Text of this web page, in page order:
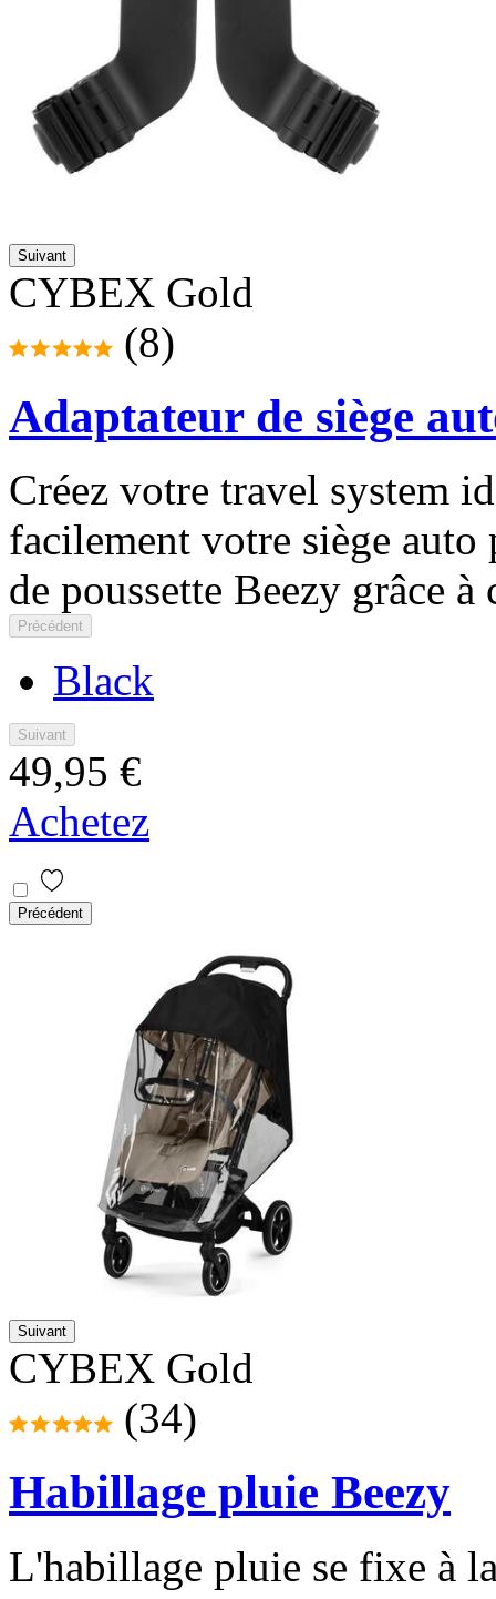
Suivant
CYBEX Gold
(8)
Adaptateur de siège
Créez votre travel system
facilement votre siège
de poussette Beezy grâce
Précédent
Black
Suivant
49,95 €
Achetez
Précédent
Suivant
CYBEX Gold
(34)
Habillage pluie Beezy
L'habillage pluie se fixe à